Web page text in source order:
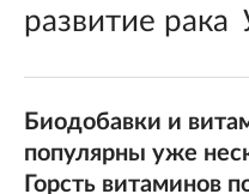
развитие рака
Биодобавки и
популярны уже
Горсть витаминов